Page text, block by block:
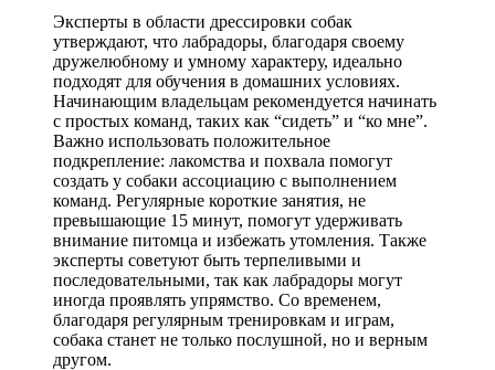
Эксперты в области дрессировки собак
утверждают, что лабрадоры, благодаря своему
дружелюбному и умному характеру, идеально
подходят для обучения в домашних условиях.
Начинающим владельцам рекомендуется начинать
с простых команд, таких как “сидеть” и “ко мне”.
Важно использовать положительное
подкрепление: лакомства и похвала помогут
создать у собаки ассоциацию с выполнением
команд. Регулярные короткие занятия, не
превышающие 15 минут, помогут удерживать
внимание питомца и избежать утомления. Также
эксперты советуют быть терпеливыми и
последовательными, так как лабрадоры могут
иногда проявлять упрямство. Со временем,
благодаря регулярным тренировкам и играм,
собака станет не только послушной, но и верным
другом.